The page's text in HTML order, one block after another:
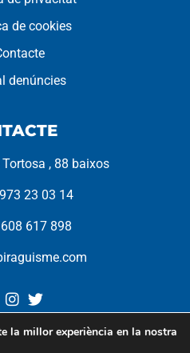
de cookies
denúncies
, 88 baixos
23 03 14
617 898
la millor experiència en la nostra